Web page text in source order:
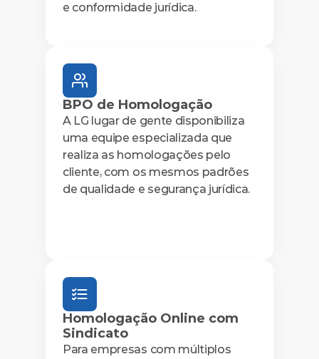
e conformidade jurídica.
BPO de Homologação
A LG lugar de gente disponibiliza
uma equipe especializada que
realiza as homologações pelo
cliente, com os mesmos padrões
de qualidade e segurança jurídica.
Homologação Online com
Sindicato
Para empresas com múltiplos